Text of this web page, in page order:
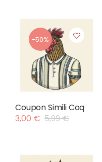
-50%
Coupon Simili Coq
3,00 € 5,99 €